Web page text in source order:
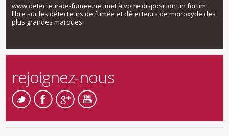
www.detecteur-de-fumee.net met à votre disposition un forum
libre sur les détecteurs de fumée et détecteurs de monoxyde des
plus grandes marques.
rejoignez-nous